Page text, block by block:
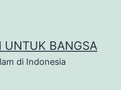
UNTUK BANGSA
di Indonesia